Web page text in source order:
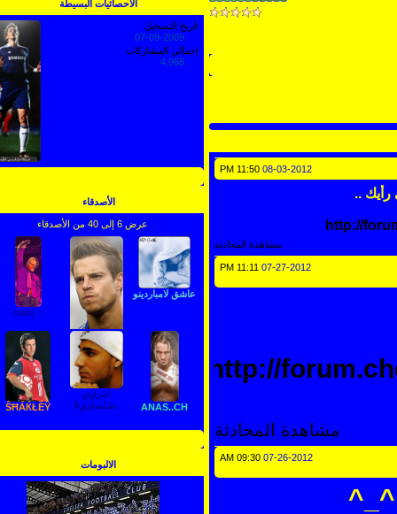
08-03-2012
11:50 PM
..
http://
مشاهدة المحادثة
07-27-2012
11:11 PM
http://
مشاهدة المحادثة
07-26-2012
09:30 AM
الاحصائيات البسيطة
تاريخ التسجيل
07-09-2009
إجمالي المشاركات
4,968
الأصدقاء
عرض 6 إلى 40 من الأصدقاء
عاشق لامباردينو
ẪβĐẼЙǾỮŘ
ANAS..CH
انتراوي
تشلساوي$
ŜĦẤЌŁỀŶ
الالبومات